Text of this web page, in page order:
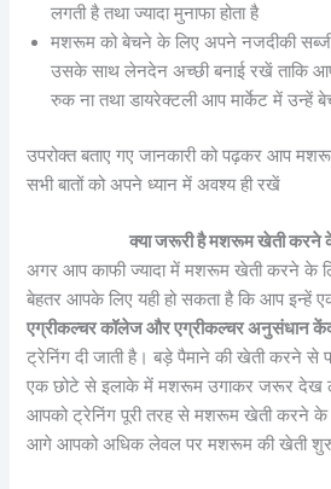
लगती है तथा ज्यादा मुनाफा होता है
मशरूम को बेचने के लिए अपने नजदीकी
उसके साथ लेनदेन अच्छी बनाई रखें ताकि
रुक ना तथा डायरेक्टली आप मार्केट में उन्हें
उपरोक्त बताए गए जानकारी को पढ़कर आप
सभी बातों को अपने ध्यान में अवश्य ही रखें
क्या जरूरी है मशरूम खेती करने
अगर आप काफी ज्यादा में मशरूम खेती करने के
बेहतर आपके लिए यही हो सकता है कि आप इन्हें
एग्रीकल्चर कॉलेज और एग्रीकल्चर अनुसंधान
ट्रेनिंग दी जाती है। बड़े पैमाने की खेती करने
एक छोटे से इलाके में मशरूम उगाकर जरूर देख
आपको ट्रेनिंग पूरी तरह से मशरूम खेती करने के
आगे आपको अधिक लेवल पर मशरूम की खेती